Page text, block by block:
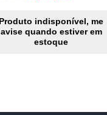
Produto indisponível, me
avise quando estiver em
estoque